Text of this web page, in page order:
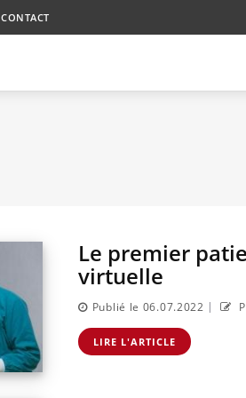
CONTACT
Le premier
virtuelle
Publié le 06.07.2022 |
LIRE L'ARTICLE